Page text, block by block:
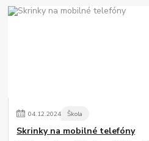
04.12.2024 Škola
Skrinky na mobilné telefóny